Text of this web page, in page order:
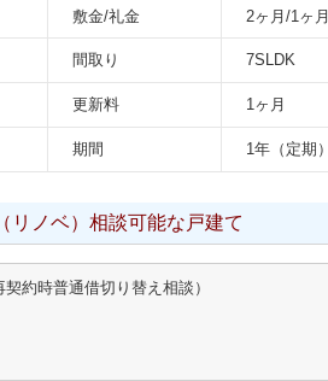
敷金/礼金 2ヶ月/1ヶ月
間取り 7SLDK
更新料 1ヶ月
期間 1年（定期）
リノベ）相談可能な戸建て
約時普通借切り替え相談）